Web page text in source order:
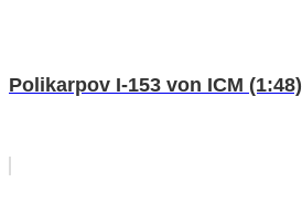
Polikarpov I-153 von ICM (1:48)